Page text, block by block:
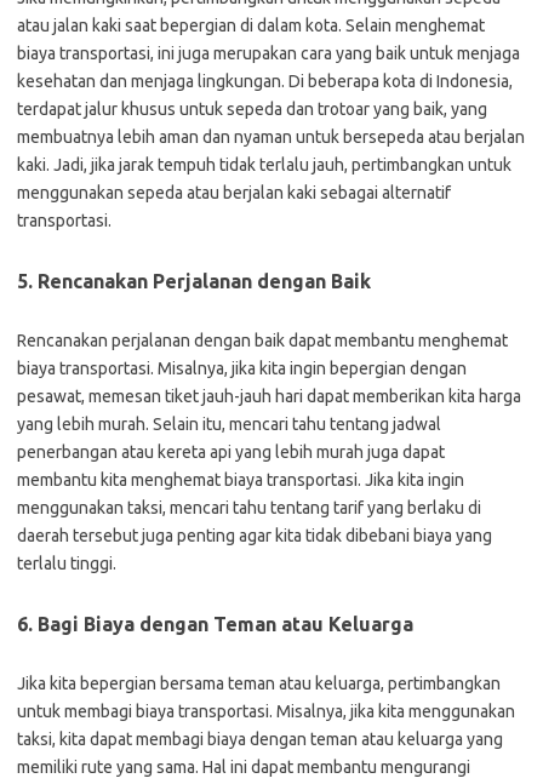
atau jalan kaki saat bepergian di dalam kota. Selain menghemat
biaya transportasi, ini juga merupakan cara yang baik untuk menjaga
kesehatan dan menjaga lingkungan. Di beberapa kota di Indonesia,
terdapat jalur khusus untuk sepeda dan trotoar yang baik, yang
membuatnya lebih aman dan nyaman untuk bersepeda atau berjalan
kaki. Jadi, jika jarak tempuh tidak terlalu jauh, pertimbangkan untuk
menggunakan sepeda atau berjalan kaki sebagai alternatif
transportasi.
5. Rencanakan Perjalanan dengan Baik
Rencanakan perjalanan dengan baik dapat membantu menghemat
biaya transportasi. Misalnya, jika kita ingin bepergian dengan
pesawat, memesan tiket jauh-jauh hari dapat memberikan kita harga
yang lebih murah. Selain itu, mencari tahu tentang jadwal
penerbangan atau kereta api yang lebih murah juga dapat
membantu kita menghemat biaya transportasi. Jika kita ingin
menggunakan taksi, mencari tahu tentang tarif yang berlaku di
daerah tersebut juga penting agar kita tidak dibebani biaya yang
terlalu tinggi.
6. Bagi Biaya dengan Teman atau Keluarga
Jika kita bepergian bersama teman atau keluarga, pertimbangkan
untuk membagi biaya transportasi. Misalnya, jika kita menggunakan
taksi, kita dapat membagi biaya dengan teman atau keluarga yang
memiliki rute yang sama. Hal ini dapat membantu mengurangi